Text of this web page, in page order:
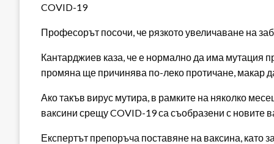
COVID-19
Професорът посочи, че рязкото увеличаване на
Кантарджиев каза, че е нормално да има мутация
промяна ще причинява по-леко протичане, макар
Ако такъв вирус мутира, в рамките на няколко
ваксини срещу COVID-19 са съобразени с новите
Експертът препоръча поставяне на ваксина, като